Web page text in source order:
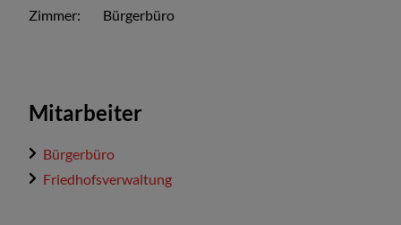
Zimmer:
Bürgerbüro
Mitarbeiter
Bürgerbüro
Friedhofsverwaltung